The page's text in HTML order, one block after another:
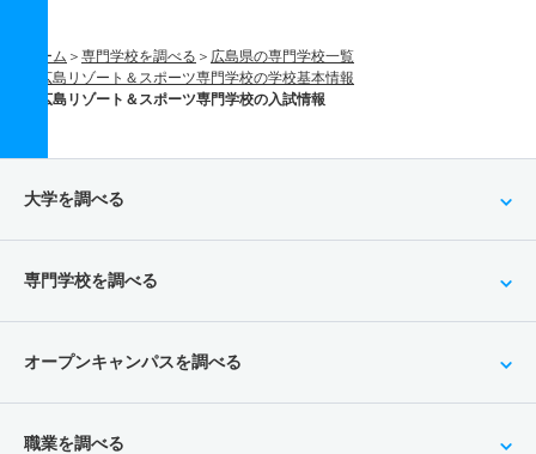
ホーム 専門学校を調べる
広島県の専門学校一覧
広島リゾート＆スポーツ専門学校の学校基本情報
広島リゾート＆スポーツ専門学校の入試情報
大学を調べる
専門学校を調べる
オープンキャンパスを調べる
職業を調べる